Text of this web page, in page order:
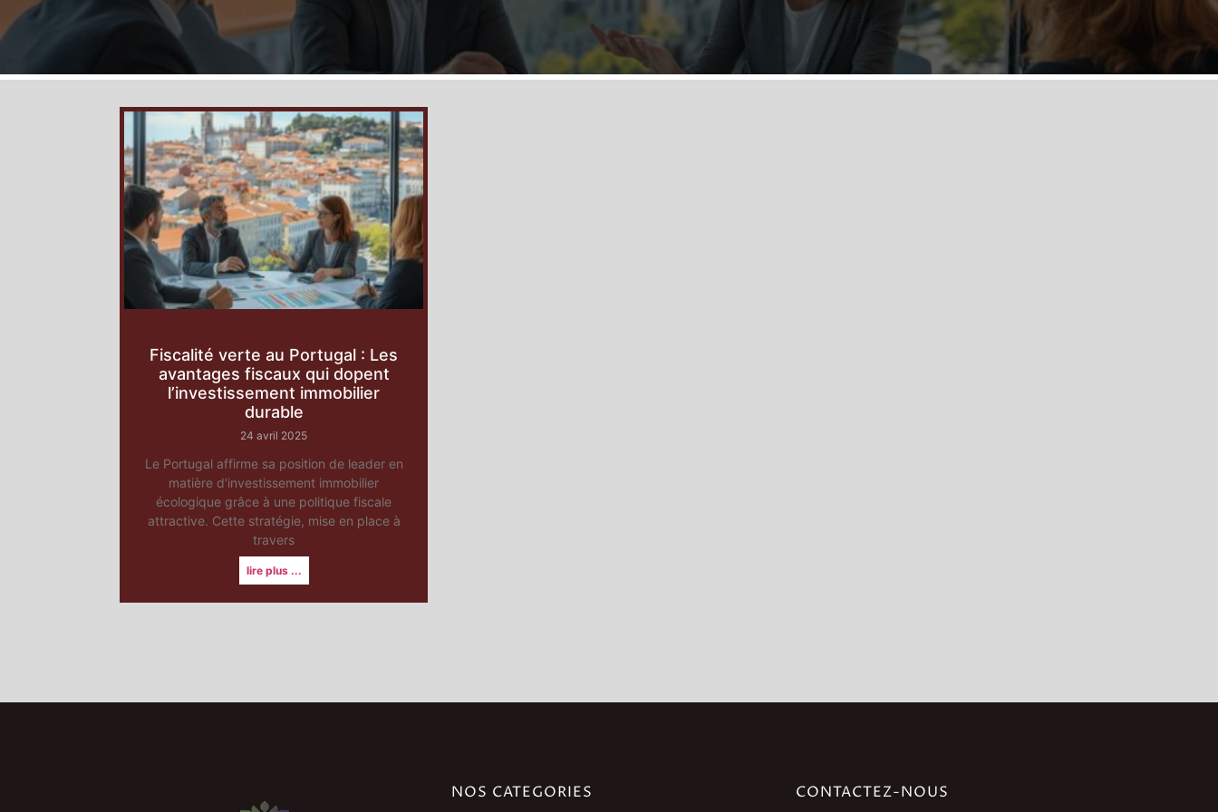
Fiscalité verte au Portugal : Les
avantages fiscaux qui dopent
l’investissement immobilier
durable
24 avril 2025
Le Portugal affirme sa position de leader en
matière d'investissement immobilier
écologique grâce à une politique fiscale
attractive. Cette stratégie, mise en place à
travers
lire plus ...
NOS CATEGORIES CONTACTEZ-NOUS